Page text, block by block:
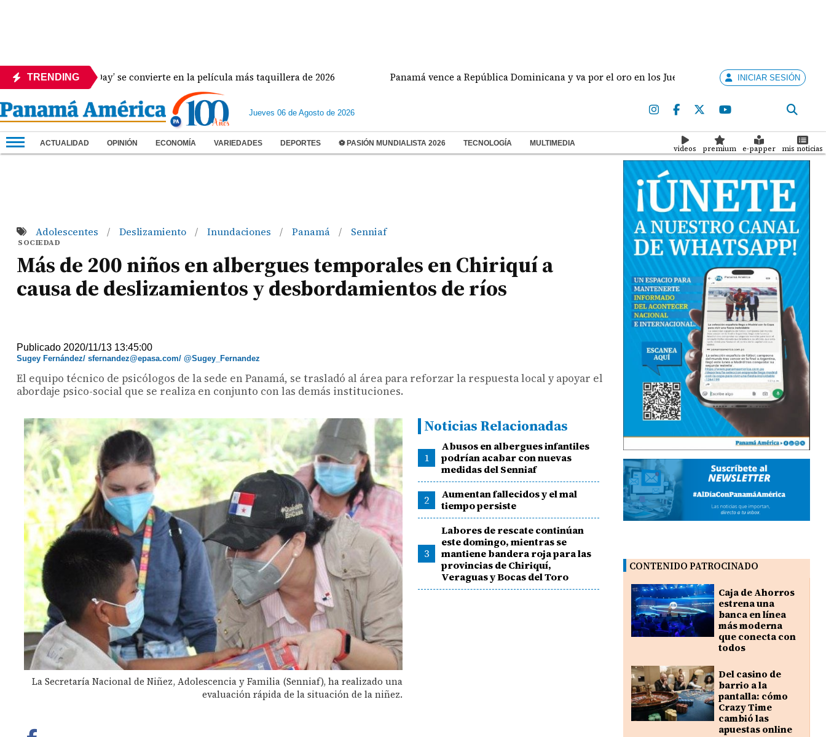
TRENDING
Brand New Day’ se convierte en la película más taquillera de 2026 Panamá vence a República Dominicana y va por el oro en los Juegos Centroamericanos y del Caribe
INICIAR SESIÓN
Jueves 06 de Agosto de 2026
ACTUALIDAD OPINIÓN ECONOMÍA VARIEDADES DEPORTES ⚽ PASIÓN MUNDIALISTA 2026 TECNOLOGÍA MULTIMEDIA
videos premium e-papper mis noticias
Adolescentes / Deslizamiento / Inundaciones / Panamá / Senniaf
SOCIEDAD
Más de 200 niños en albergues temporales en Chiriquí a
causa de deslizamientos y desbordamientos de ríos
Publicado 2020/11/13 13:45:00
Sugey Fernández/ sfernandez@epasa.com/ @Sugey_Fernandez
El equipo técnico de psicólogos de la sede en Panamá, se trasladó al área para reforzar la respuesta local y apoyar el
abordaje psico-social que se realiza en conjunto con las demás instituciones.
La Secretaría Nacional de Niñez, Adolescencia y Familia (Senniaf), ha realizado una
evaluación rápida de la situación de la niñez.
Noticias Relacionadas
1
Abusos en albergues infantiles
podrían acabar con nuevas
medidas del Senniaf
2
Aumentan fallecidos y el mal
tiempo persiste
3
Labores de rescate continúan
este domingo, mientras se
mantiene bandera roja para las
provincias de Chiriquí,
Veraguas y Bocas del Toro
CONTENIDO PATROCINADO
Caja de Ahorros
estrena una
banca en línea
más moderna
que conecta con
todos
Del casino de
barrio a la
pantalla: cómo
Crazy Time
cambió las
apuestas online